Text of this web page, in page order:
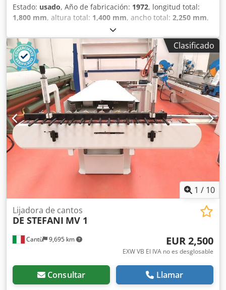
Estado: usado, Año de fabricación: 1972, longitud total:
1,800 mm, altura total: 1,400 mm, ancho total: 2,250 mm,
Color: Verde Peso en vacío: 2000 kg Precio: Consultar - Año
de fabricación: 1972 - Documentación disponible: No -
Certificado CE: No - Sistema de control: Convencional -
Dimensiones de transporte: 1800 mm x 2250 mm x 1400
mm (largo x ancho x alto) - Peso de transporte [kg]: 2000 kg
- Paquetes de transporte [unidades]: 1 Información
financiera IVA: El precio indicado no incluye el IVA
IVA/Régimen de recargo del IVA: El IVA es deducible para
las empresas Cjdpfjzm N Riex Ai Serf Entrega y aceptación
de vehículos usados posibles en cualquier momento para
todos los productos de la industria Lukas van Rossum
Clasificado
1 / 10
Cantù 9,695 km
Lijadora de cantos
DE STEFANI MV 1
EUR 2,500
EXW VB El IVA no es desglosable
Consultar Llamar